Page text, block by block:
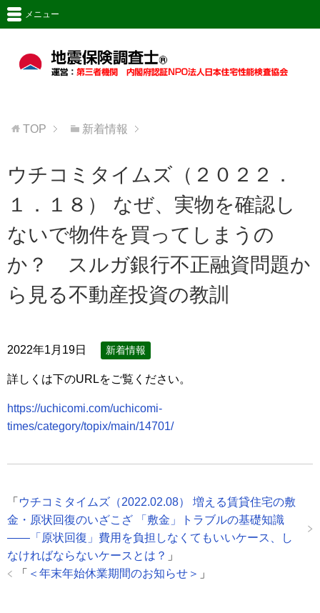
メニュー
TOP 新着情報
ウチコミタイムズ（２０２２．
１．１８） なぜ、実物を確認し
ないで物件を買ってしまうの
か？ スルガ銀行不正融資問題か
ら見る不動産投資の教訓
2022年1月19日 新着情報
詳しくは下のURLをご覧ください。
https://uchicomi.com/uchicomi-
times/category/topix/main/14701/
「 ウチコミタイムズ（2022.02.08） 増える賃貸住宅の敷
金・原状回復のいざこざ 「敷金」トラブルの基礎知識
――「原状回復」費用を負担しなくてもいいケース、し
なければならないケースとは？ 」
「 ＜年末年始休業期間のお知らせ＞ 」